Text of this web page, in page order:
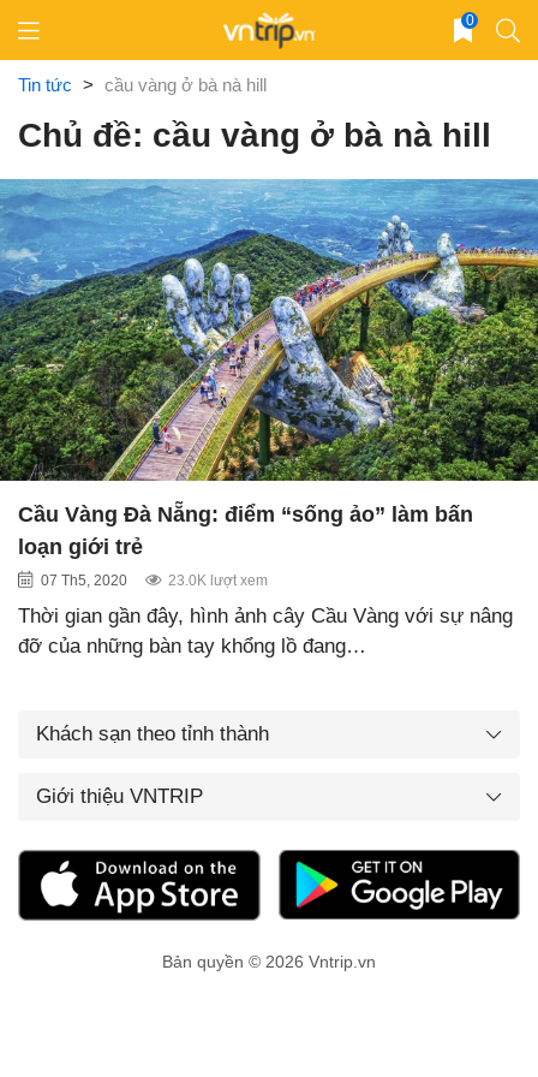
content
0
Tin tức > cầu vàng ở bà nà hill
Chủ đề: cầu vàng ở bà nà hill
Cầu Vàng Đà Nẵng: điểm “sống ảo” làm bấn
loạn giới trẻ
07 Th5, 2020 23.0K lượt xem
Thời gian gần đây, hình ảnh cây Cầu Vàng với sự nâng
đỡ của những bàn tay khổng lồ đang…
Khách sạn theo tỉnh thành
Giới thiệu VNTRIP
Bản quyền © 2026 Vntrip.vn